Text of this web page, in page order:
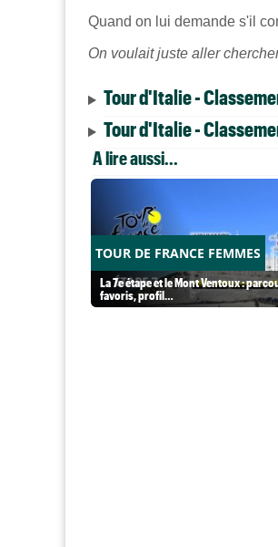
Quand on lui demande s'il
On voulait juste aller
Tour d'Italie -
Tour d'Italie -
A lire aussi...
TOUR DE FRANCE FEMMES
La 7e étape et le Mont Ventoux :
favoris, profil…